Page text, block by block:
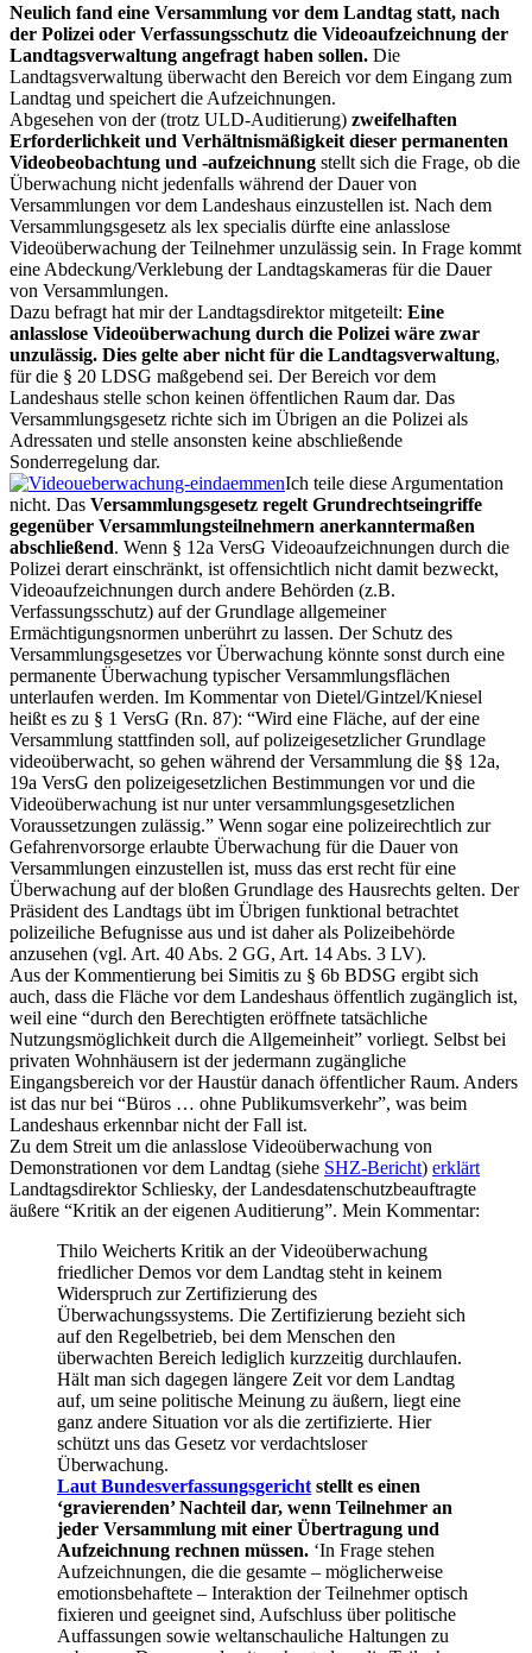
Neulich fand eine Versammlung vor dem Landtag statt, nach
der Polizei oder Verfassungsschutz die Videoaufzeichnung der
Landtagsverwaltung angefragt haben sollen. Die
Landtagsverwaltung überwacht den Bereich vor dem Eingang zum
Landtag und speichert die Aufzeichnungen.
Abgesehen von der (trotz ULD-Auditierung) zweifelhaften
Erforderlichkeit und Verhältnismäßigkeit dieser permanenten
Videobeobachtung und -aufzeichnung stellt sich die Frage, ob die
Überwachung nicht jedenfalls während der Dauer von
Versammlungen vor dem Landeshaus einzustellen ist. Nach dem
Versammlungsgesetz als lex specialis dürfte eine anlasslose
Videoüberwachung der Teilnehmer unzulässig sein. In Frage kommt
eine Abdeckung/Verklebung der Landtagskameras für die Dauer
von Versammlungen.
Dazu befragt hat mir der Landtagsdirektor mitgeteilt: Eine
anlasslose Videoüberwachung durch die Polizei wäre zwar
unzulässig. Dies gelte aber nicht für die Landtagsverwaltung,
für die § 20 LDSG maßgebend sei. Der Bereich vor dem
Landeshaus stelle schon keinen öffentlichen Raum dar. Das
Versammlungsgesetz richte sich im Übrigen an die Polizei als
Adressaten und stelle ansonsten keine abschließende
Sonderregelung dar.
Ich teile diese Argumentation
nicht. Das Versammlungsgesetz regelt Grundrechtseingriffe
gegenüber Versammlungsteilnehmern anerkanntermaßen
abschließend. Wenn § 12a VersG Videoaufzeichnungen durch die
Polizei derart einschränkt, ist offensichtlich nicht damit bezweckt,
Videoaufzeichnungen durch andere Behörden (z.B.
Verfassungsschutz) auf der Grundlage allgemeiner
Ermächtigungsnormen unberührt zu lassen. Der Schutz des
Versammlungsgesetzes vor Überwachung könnte sonst durch eine
permanente Überwachung typischer Versammlungsflächen
unterlaufen werden. Im Kommentar von Dietel/Gintzel/Kniesel
heißt es zu § 1 VersG (Rn. 87): “Wird eine Fläche, auf der eine
Versammlung stattfinden soll, auf polizeigesetzlicher Grundlage
videoüberwacht, so gehen während der Versammlung die §§ 12a,
19a VersG den polizeigesetzlichen Bestimmungen vor und die
Videoüberwachung ist nur unter versammlungsgesetzlichen
Voraussetzungen zulässig.” Wenn sogar eine polizeirechtlich zur
Gefahrenvorsorge erlaubte Überwachung für die Dauer von
Versammlungen einzustellen ist, muss das erst recht für eine
Überwachung auf der bloßen Grundlage des Hausrechts gelten. Der
Präsident des Landtags übt im Übrigen funktional betrachtet
polizeiliche Befugnisse aus und ist daher als Polizeibehörde
anzusehen (vgl. Art. 40 Abs. 2 GG, Art. 14 Abs. 3 LV).
Aus der Kommentierung bei Simitis zu § 6b BDSG ergibt sich
auch, dass die Fläche vor dem Landeshaus öffentlich zugänglich ist,
weil eine “durch den Berechtigten eröffnete tatsächliche
Nutzungsmöglichkeit durch die Allgemeinheit” vorliegt. Selbst bei
privaten Wohnhäusern ist der jedermann zugängliche
Eingangsbereich vor der Haustür danach öffentlicher Raum. Anders
ist das nur bei “Büros … ohne Publikumsverkehr”, was beim
Landeshaus erkennbar nicht der Fall ist.
Zu dem Streit um die anlasslose Videoüberwachung von
Demonstrationen vor dem Landtag (siehe SHZ-Bericht) erklärt
Landtagsdirektor Schliesky, der Landesdatenschutzbeauftragte
äußere “Kritik an der eigenen Auditierung”. Mein Kommentar:
Thilo Weicherts Kritik an der Videoüberwachung
friedlicher Demos vor dem Landtag steht in keinem
Widerspruch zur Zertifizierung des
Überwachungssystems. Die Zertifizierung bezieht sich
auf den Regelbetrieb, bei dem Menschen den
überwachten Bereich lediglich kurzzeitig durchlaufen.
Hält man sich dagegen längere Zeit vor dem Landtag
auf, um seine politische Meinung zu äußern, liegt eine
ganz andere Situation vor als die zertifizierte. Hier
schützt uns das Gesetz vor verdachtsloser
Überwachung.
Laut Bundesverfassungsgericht stellt es einen
‘gravierenden’ Nachteil dar, wenn Teilnehmer an
jeder Versammlung mit einer Übertragung und
Aufzeichnung rechnen müssen. ‘In Frage stehen
Aufzeichnungen, die die gesamte – möglicherweise
emotionsbehaftete – Interaktion der Teilnehmer optisch
fixieren und geeignet sind, Aufschluss über politische
Auffassungen sowie weltanschauliche Haltungen zu